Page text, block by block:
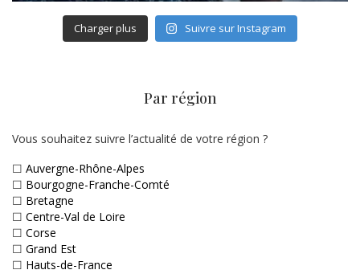
Charger plus Suivre sur Instagram
Par région
Vous souhaitez suivre l’actualité de votre région ?
☐ Auvergne-Rhône-Alpes
☐ Bourgogne-Franche-Comté
☐ Bretagne
☐ Centre-Val de Loire
☐ Corse
☐ Grand Est
☐ Hauts-de-France